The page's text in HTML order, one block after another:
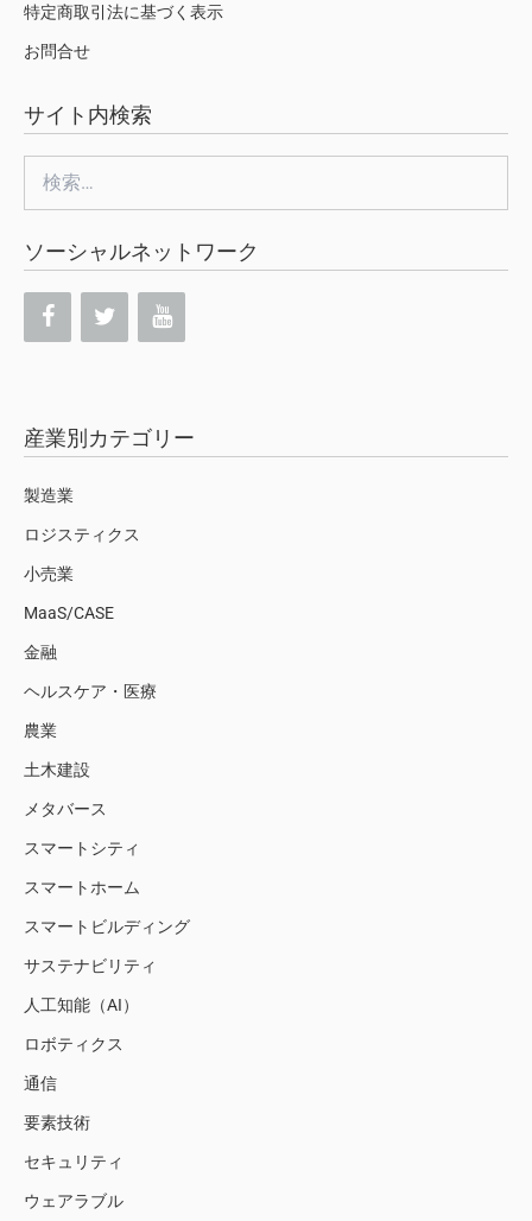
特定商取引法に基づく表示
お問合せ
サイト内検索
索:
ソーシャルネットワーク
産業別カテゴリー
製造業
ロジスティクス
小売業
MaaS/CASE
金融
ヘルスケア・医療
農業
土木建設
メタバース
スマートシティ
スマートホーム
スマートビルディング
サステナビリティ
人工知能（AI）
ロボティクス
通信
要素技術
セキュリティ
ウェアラブル